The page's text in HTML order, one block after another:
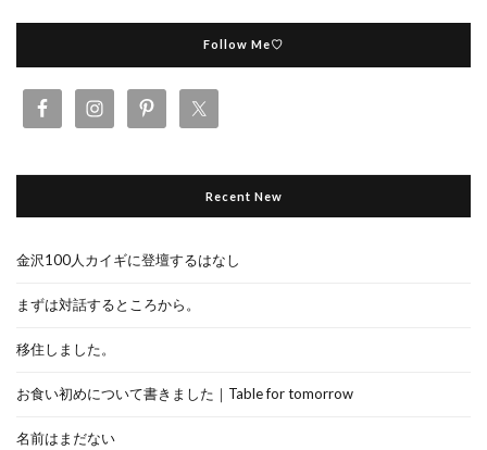
Follow Me♡
Recent New
金沢100人カイギに登壇するはなし
まずは対話するところから。
移住しました。
お食い初めについて書きました｜Table for tomorrow
名前はまだない